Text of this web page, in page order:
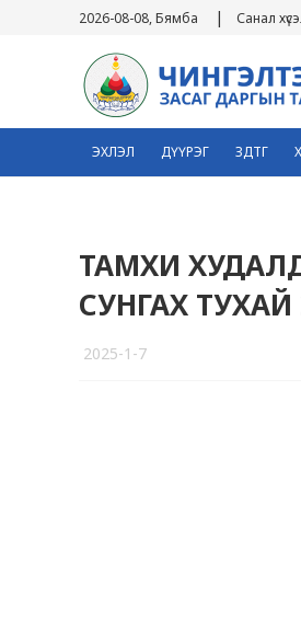
2026-08-08, Бямба | Санал
ЭХЛЭЛ ДҮҮРЭГ ЗДТГ
ТАМХИ
СУНГАХ
2025-1-7